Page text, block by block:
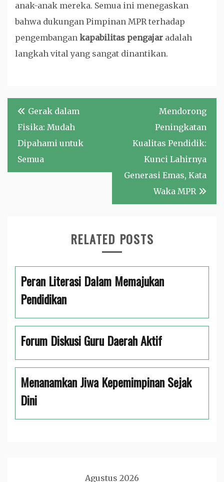
anak-anak mereka. Semua ini menegaskan
bahwa dukungan Pimpinan MPR terhadap
pengembangan kapabilitas pengajar adalah
langkah vital yang sangat dinantikan.
Navigasi
pos
Gerak dalam
Fisika: Mudah
Dipahami untuk
Semua
Mendorong
Peningkatan
Kualitas Pendidik:
Kunci Lahirnya
Generasi Emas, Kata
Waka MPR
RELATED POSTS
Peran Literasi Dalam Memajukan
Pendidikan
Forum Diskusi Guru Daerah Aktif
Menanamkan Jiwa Kepemimpinan Sejak
Dini
Agustus 2026